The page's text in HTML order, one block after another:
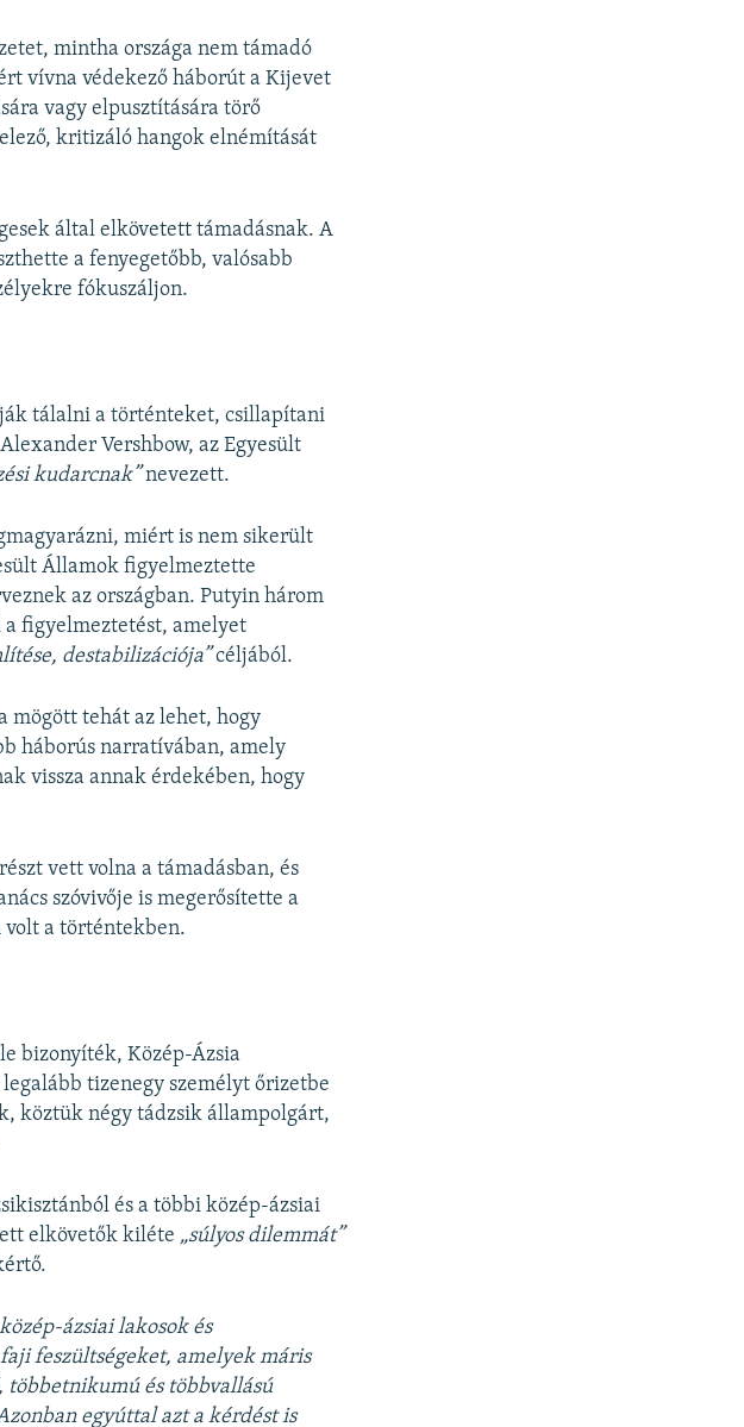
mintha országa nem támadó
vívna védekező háborút a Kijevet
vagy elpusztítására törő
kritizáló hangok elnémítását
által elkövetett támadásnak. A
a fenyegetőbb, valósabb
fókuszáljon.
tálalni a történteket, csillapítani
Vershbow, az Egyesült
kudarcnak”nevezett.
miért is nem sikerült
Államok figyelmeztette
az országban. Putyin három
figyelmeztetést, amelyet
destabilizációja”céljából.
mögött tehát az lehet, hogy
háborús narratívában, amely
vissza annak érdekében, hogy
vett volna a támadásban, és
szóvivője is megerősítette a
volt a történtekben.
bizonyíték, Közép-Ázsia
tizenegy személyt őrizetbe
köztük négy tádzsik állampolgárt,
és a többi közép-ázsiai
elkövetők kiléte „súlyos dilemmát”
ázsiai lakosok és
feszültségeket, amelyek máris
többetnikumú és többvallású
egyúttal azt a kérdést is